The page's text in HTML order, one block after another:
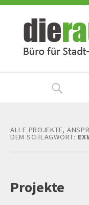
Zum
springen
Zur
springen
ALLE PROJEKTE,
DEM SCHLAGWORT:
Projekte